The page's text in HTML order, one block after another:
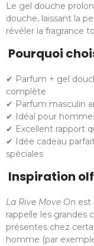
Le gel douche
douche, laissant la
révéler la fragrance
Pourquoi
✔ Parfum + gel
complète
✔ Parfum masculin
✔ Idéal pour
✔ Excellent rapport
✔ Idée cadeau
spéciales
Inspiration
La Rive Move On est
rappelle les grandes
présentes chez
homme (par